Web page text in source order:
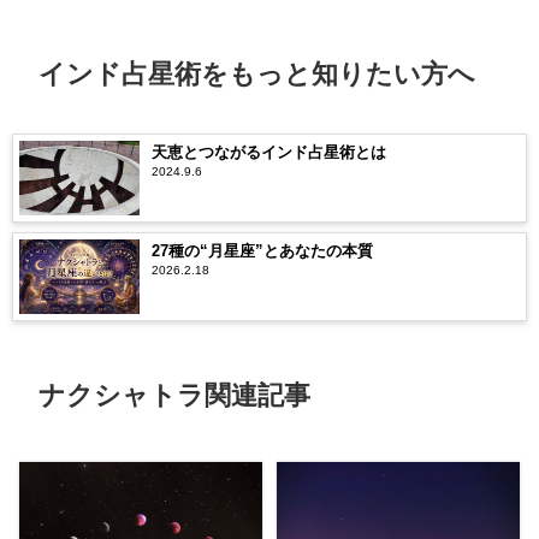
インド占星術をもっと知りたい方へ
天恵とつながるインド占星術とは
2024.9.6
27種の“月星座”とあなたの本質
2026.2.18
ナクシャトラ関連記事